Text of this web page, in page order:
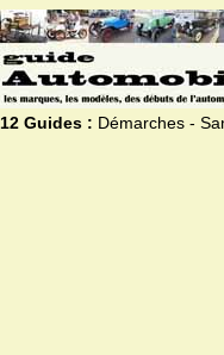
12 Guides : Démarches -